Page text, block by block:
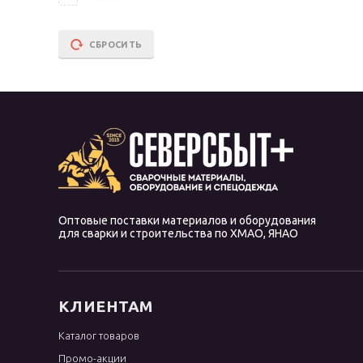
OK 96.50
OK NiFe Cl
Omnia 46
Phoenix
R-143
WC
WE
WY
СБРОСИТЬ
Оптовые поставки материалов и оборудования
для сварки и строительства по ХМАО, ЯНАО
КЛИЕНТАМ
Каталог товаров
Промо-акции